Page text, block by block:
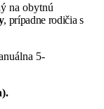
na obytnú
, prípadne rodičia s
5-